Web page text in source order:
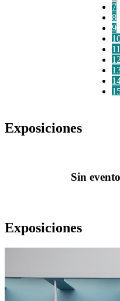
7
8
9
11
12
Exposiciones
Sin
Exposiciones